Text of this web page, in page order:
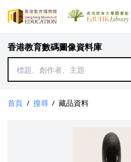
香港教育數碼圖像資料庫
首頁 / 搜尋 / 藏品資料